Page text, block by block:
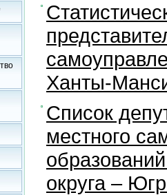
Ханты-
Список
местного
округа –